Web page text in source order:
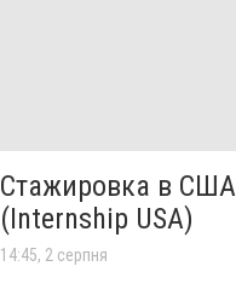
Стажировка в США
(Internship USA)
14:45, 2 серпня